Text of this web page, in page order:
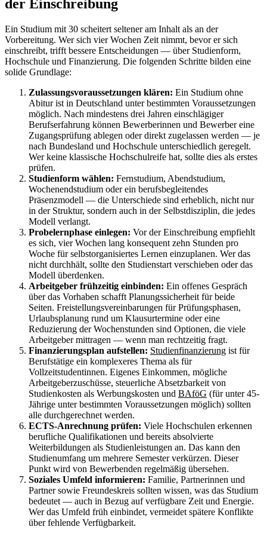
der Einschreibung
Ein Studium mit 30 scheitert seltener am Inhalt als an der
Vorbereitung. Wer sich vier Wochen Zeit nimmt, bevor er sich
einschreibt, trifft bessere Entscheidungen — über Studienform,
Hochschule und Finanzierung. Die folgenden Schritte bilden eine
solide Grundlage:
Zulassungsvoraussetzungen klären: Ein Studium ohne
Abitur ist in Deutschland unter bestimmten Voraussetzungen
möglich. Nach mindestens drei Jahren einschlägiger
Berufserfahrung können Bewerberinnen und Bewerber eine
Zugangsprüfung ablegen oder direkt zugelassen werden — je
nach Bundesland und Hochschule unterschiedlich geregelt.
Wer keine klassische Hochschulreife hat, sollte dies als erstes
prüfen.
Studienform wählen: Fernstudium, Abendstudium,
Wochenendstudium oder ein berufsbegleitendes
Präsenzmodell — die Unterschiede sind erheblich, nicht nur
in der Struktur, sondern auch in der Selbstdisziplin, die jedes
Modell verlangt.
Probelernphase einlegen: Vor der Einschreibung empfiehlt
es sich, vier Wochen lang konsequent zehn Stunden pro
Woche für selbstorganisiertes Lernen einzuplanen. Wer das
nicht durchhält, sollte den Studienstart verschieben oder das
Modell überdenken.
Arbeitgeber frühzeitig einbinden: Ein offenes Gespräch
über das Vorhaben schafft Planungssicherheit für beide
Seiten. Freistellungsvereinbarungen für Prüfungsphasen,
Urlaubsplanung rund um Klausurtermine oder eine
Reduzierung der Wochenstunden sind Optionen, die viele
Arbeitgeber mittragen — wenn man rechtzeitig fragt.
Finanzierungsplan aufstellen: Studienfinanzierung ist für
Berufstätige ein komplexeres Thema als für
Vollzeitstudentinnen. Eigenes Einkommen, mögliche
Arbeitgeberzuschüsse, steuerliche Absetzbarkeit von
Studienkosten als Werbungskosten und BAföG (für unter 45-
Jährige unter bestimmten Voraussetzungen möglich) sollten
alle durchgerechnet werden.
ECTS-Anrechnung prüfen: Viele Hochschulen erkennen
berufliche Qualifikationen und bereits absolvierte
Weiterbildungen als Studienleistungen an. Das kann den
Studienumfang um mehrere Semester verkürzen. Dieser
Punkt wird von Bewerbenden regelmäßig übersehen.
Soziales Umfeld informieren: Familie, Partnerinnen und
Partner sowie Freundeskreis sollten wissen, was das Studium
bedeutet — auch in Bezug auf verfügbare Zeit und Energie.
Wer das Umfeld früh einbindet, vermeidet spätere Konflikte
über fehlende Verfügbarkeit.